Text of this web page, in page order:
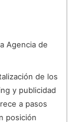
Agencia de
de los
y publicidad
a pasos
posición